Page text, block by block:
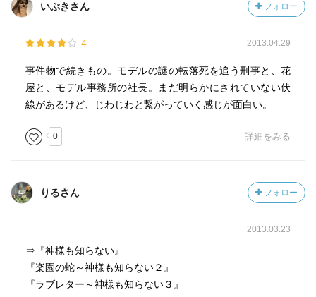
いぶきさん フォロー
4 2013.04.29
事件物で続きもの。モデルの謎の転落死を追う刑事と、花
屋と、モデル事務所の社長。まだ明らかにされていない伏
線があるけど、じわじわと繋がっていく感じが面白い。
0 詳細をみる
りるさん フォロー
2013.03.23
⇒『神様も知らない』
『楽園の蛇～神様も知らない２』
『ラブレター～神様も知らない３』